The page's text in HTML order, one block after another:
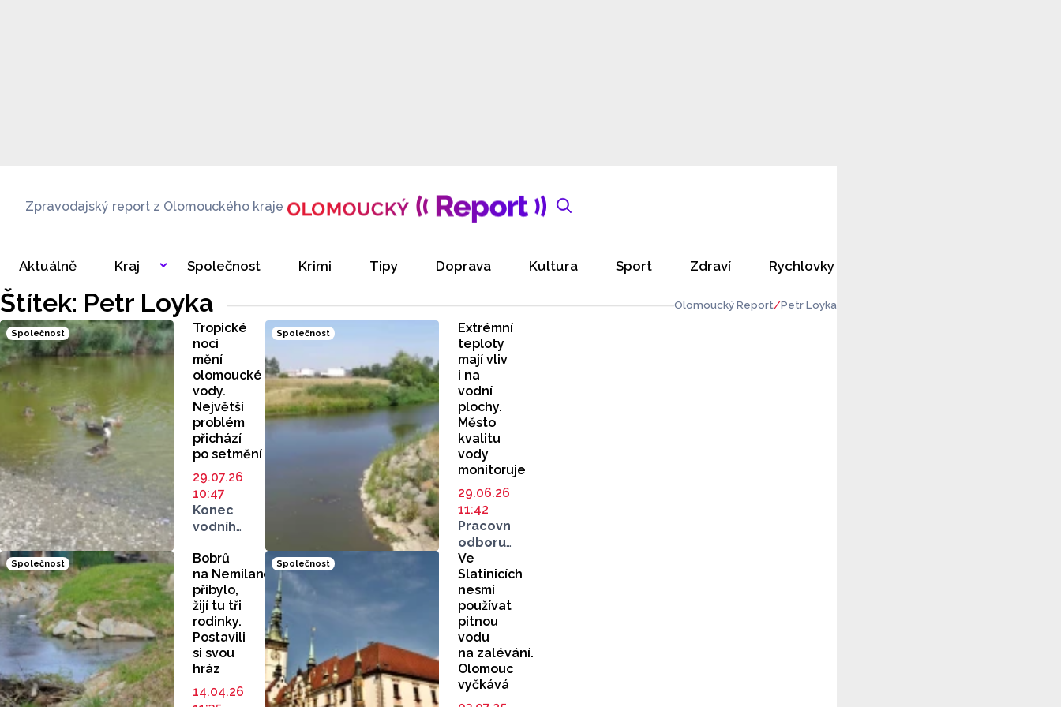
Zpravodajský report z Olomouckého kraje
Aktuálně Kraj Společnost Krimi Tipy Doprava Kultura Sport Zdraví Rychlovky
Štítek: Petr Loyka Olomoucký Report Petr Loyka
Společnost
Tropické
noci
mění
olomoucké
vody.
Největší
problém
přichází
po setmění
29.07.26
10:47
Konec
vodního
na kteří
byli
Olomoučané
zvyklí.
O nové
skutečnosti
před
nadcházející
vlnou
Společnost
Extrémní
teploty
mají vliv
i na
vodní
plochy.
Město
kvalitu
vody
monitoruje
29.06.26
11:42
Pracovníci
odboru
životního
prostředí
i olomoučtí
rybáři
sledují,
jak jsou
na tom
vodní
plochy
Společnost
Bobrů
na Nemilance
přibylo,
žijí tu tři
rodinky.
Postavili
si svou
hráz
14.04.26
Společnost
Ve
Slatinicích
nesmí
používat
pitnou
vodu
na zalévání.
Olomouc
vyčkává